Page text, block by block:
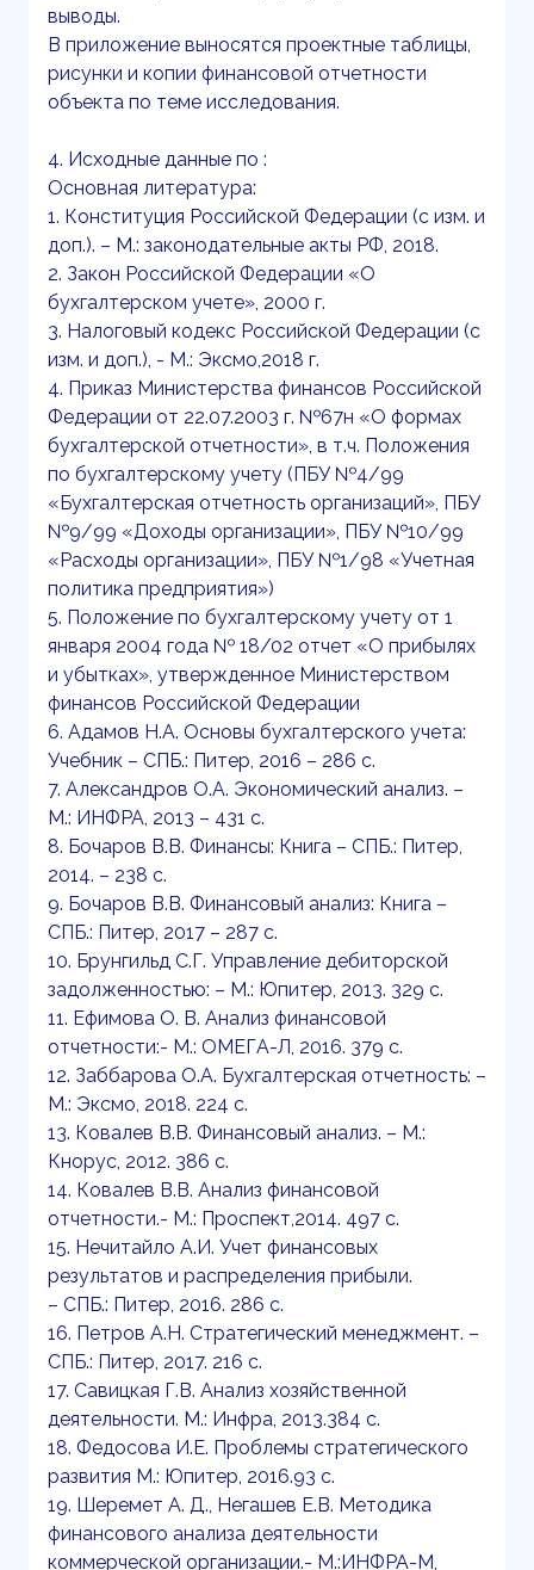
выводы.
В приложение выносятся проектные таблицы,
рисунки и копии финансовой отчетности
объекта по теме исследования.
4. Исходные данные по :
Основная литература:
1. Конституция Российской Федерации (с изм. и
доп.). – М.: законодательные акты РФ, 2018.
2. Закон Российской Федерации «О
бухгалтерском учете», 2000 г.
3. Налоговый кодекс Российской Федерации (с
изм. и доп.), - М.: Эксмо,2018 г.
4. Приказ Министерства финансов Российской
Федерации от 22.07.2003 г. №67н «О формах
бухгалтерской отчетности», в т.ч. Положения
по бухгалтерскому учету (ПБУ №4/99
«Бухгалтерская отчетность организаций», ПБУ
№9/99 «Доходы организации», ПБУ №10/99
«Расходы организации», ПБУ №1/98 «Учетная
политика предприятия»)
5. Положение по бухгалтерскому учету от 1
января 2004 года № 18/02 отчет «О прибылях
и убытках», утвержденное Министерством
финансов Российской Федерации
6. Адамов Н.А. Основы бухгалтерского учета:
Учебник – СПБ.: Питер, 2016 – 286 с.
7. Александров О.А. Экономический анализ. –
М.: ИНФРА, 2013 – 431 с.
8. Бочаров В.В. Финансы: Книга – СПБ.: Питер,
2014. – 238 с.
9. Бочаров В.В. Финансовый анализ: Книга –
СПБ.: Питер, 2017 – 287 с.
10. Брунгильд С.Г. Управление дебиторской
задолженностью: – М.: Юпитер, 2013. 329 с.
11. Ефимова О. В. Анализ финансовой
отчетности:- М.: ОМЕГА-Л, 2016. 379 с.
12. Заббарова О.А. Бухгалтерская отчетность: –
М.: Эксмо, 2018. 224 с.
13. Ковалев В.В. Финансовый анализ. – М.:
Кнорус, 2012. 386 с.
14. Ковалев В.В. Анализ финансовой
отчетности.- М.: Проспект,2014. 497 с.
15. Нечитайло А.И. Учет финансовых
результатов и распределения прибыли.
– СПБ.: Питер, 2016. 286 с.
16. Петров А.Н. Стратегический менеджмент. –
СПБ.: Питер, 2017. 216 с.
17. Савицкая Г.В. Анализ хозяйственной
деятельности. М.: Инфра, 2013.384 с.
18. Федосова И.Е. Проблемы стратегического
развития М.: Юпитер, 2016.93 с.
19. Шеремет А. Д., Негашев Е.В. Методика
финансового анализа деятельности
коммерческой организации.- М.:ИНФРА-М,